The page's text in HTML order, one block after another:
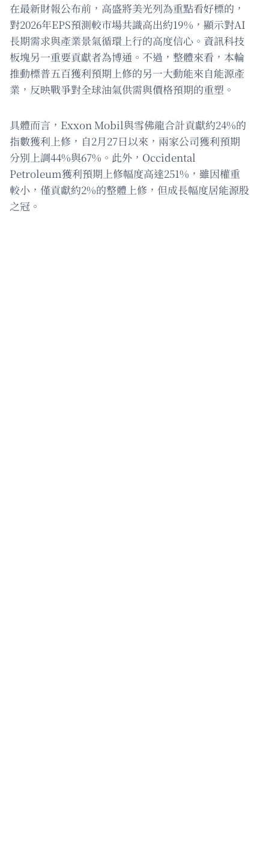
在最新財報公布前，高盛將美光列為重點看好標的，
對2026年EPS預測較市場共識高出約19%，顯示對AI
長期需求與產業景氣循環上行的高度信心。資訊科技
板塊另一重要貢獻者為博通。不過，整體來看，本輪
推動標普五百獲利預期上修的另一大動能來自能源產
業，反映戰爭對全球油氣供需與價格預期的重塑。
具體而言，Exxon Mobil與雪佛龍合計貢獻約24%的
指數獲利上修，自2月27日以來，兩家公司獲利預期
分別上調44%與67%。此外，Occidental
Petroleum獲利預期上修幅度高達251%，雖因權重
較小，僅貢獻約2%的整體上修，但成長幅度居能源股
之冠。